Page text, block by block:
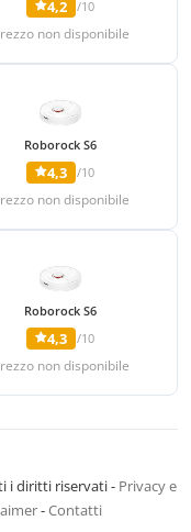
4,2 /10
non disponibile
Roborock S6
4,3 /10
non disponibile
Roborock S6
4,3 /10
non disponibile
i diritti riservati - Privacy e
-Contatti